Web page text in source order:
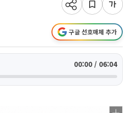
구글 선호매체 추가
00:00 / 06:04